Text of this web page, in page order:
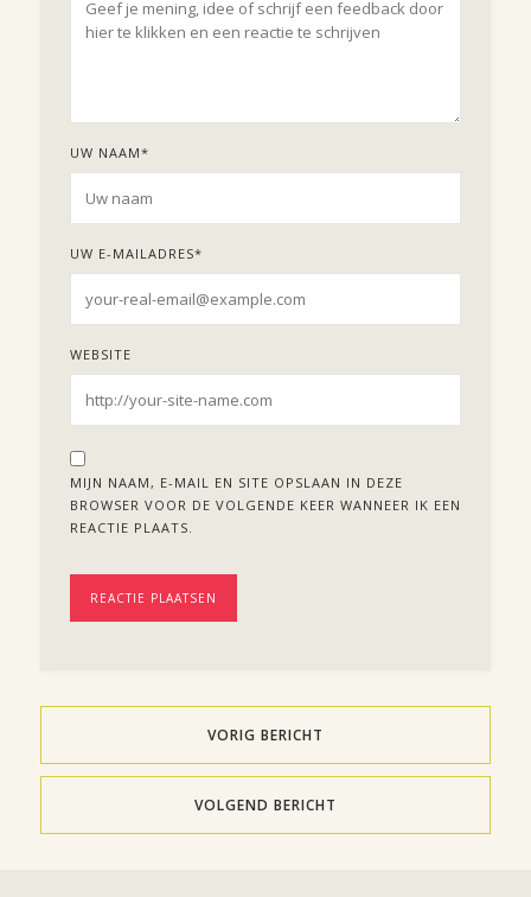
UW NAAM*
UW E-MAILADRES*
WEBSITE
MIJN NAAM, E-MAIL EN SITE OPSLAAN IN DEZE
BROWSER VOOR DE VOLGENDE KEER WANNEER IK EEN
REACTIE PLAATS.
VORIG BERICHT
VOLGEND BERICHT